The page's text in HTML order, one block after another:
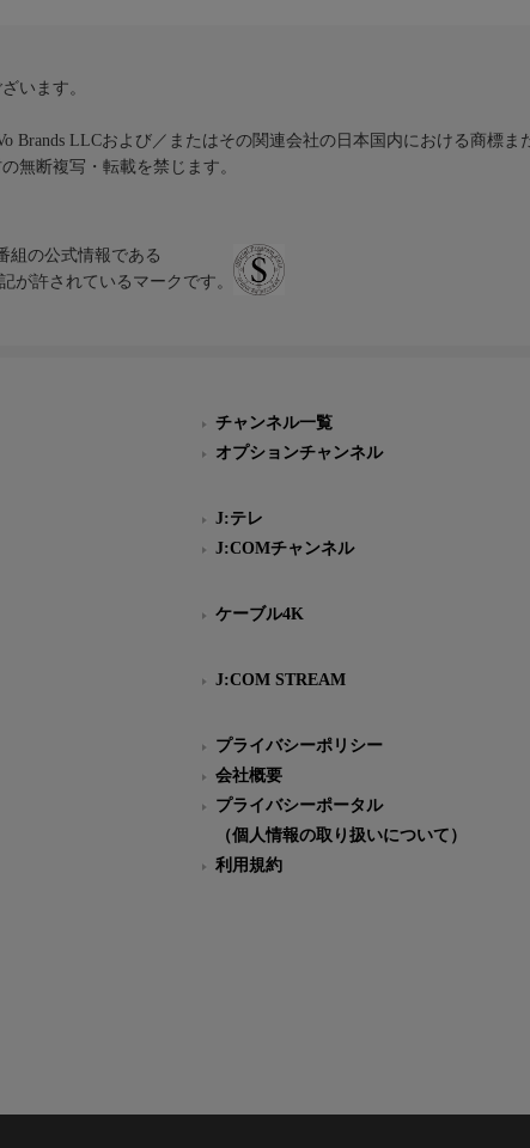
います。
Brands LLCおよび／またはその関連会社の日本国内における商標ま
無断複写・転載を禁じます。
組の公式情報である
が許されているマークです。
チャンネル一覧
オプションチャンネル
J:テレ
J:COMチャンネル
ケーブル4K
J:COM STREAM
プライバシーポリシー
会社概要
プライバシーポータル
（個人情報の取り扱いについて）
利用規約